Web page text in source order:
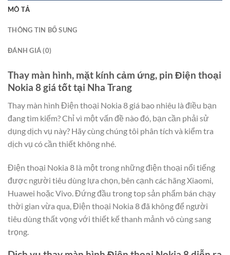
MÔ TẢ
THÔNG TIN BỔ SUNG
ĐÁNH GIÁ (0)
Thay màn hình, mặt kính cảm ứng, pin Điện thoại
Nokia 8 giá tốt tại Nha Trang
Thay màn hình Điện thoại Nokia 8 giá bao nhiêu là điều bạn
đang tìm kiếm? Chỉ vì một vấn đề nào đó, bạn cần phải sử
dụng dịch vụ này? Hãy cùng chúng tôi phân tích và kiểm tra
dịch vụ có cần thiết không nhé.
Điện thoại Nokia 8 là một trong những điện thoại nổi tiếng
được người tiêu dùng lựa chọn, bên cạnh các hãng Xiaomi,
Huawei hoặc Vivo. Đứng đầu trong top sản phẩm bán chạy
thời gian vừa qua, Điện thoại Nokia 8 đã không để người
tiêu dùng thất vọng với thiết kế thanh mảnh vô cùng sang
trọng.